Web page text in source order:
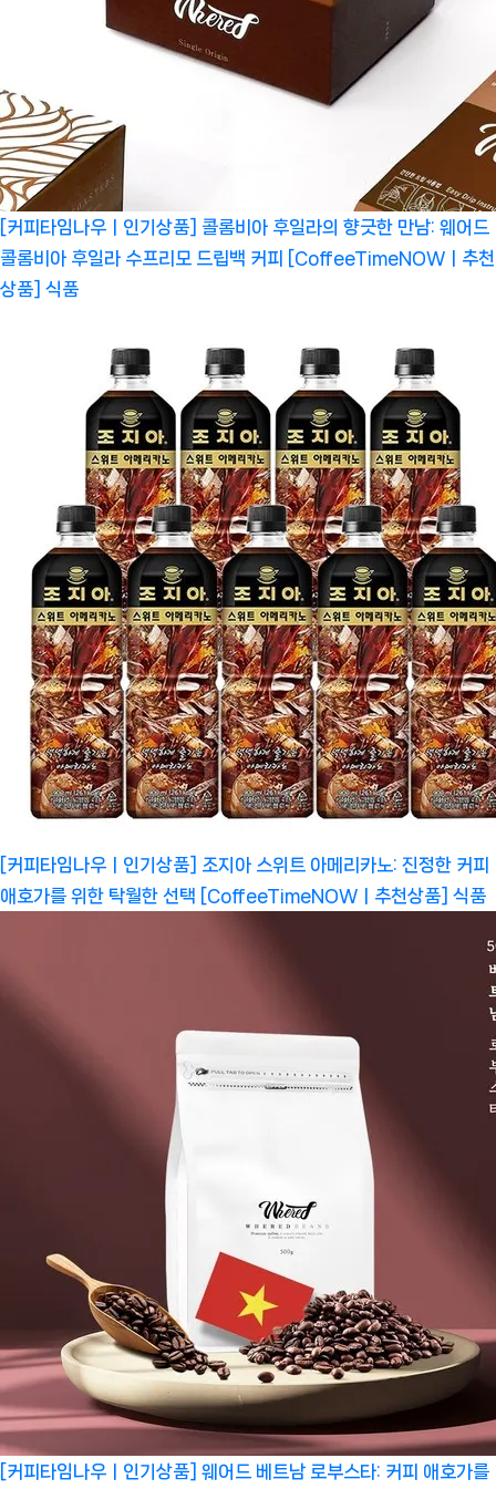
[커피타임나우ㅣ인기상품] 콜롬비아 후일라의 향긋한 만남: 웨어드
콜롬비아 후일라 수프리모 드립백 커피 [CoffeeTimeNOWㅣ추천
상품] 식품
[커피타임나우ㅣ인기상품] 조지아 스위트 아메리카노: 진정한 커피
애호가를 위한 탁월한 선택 [CoffeeTimeNOWㅣ추천상품] 식품
[커피타임나우ㅣ인기상품] 웨어드 베트남 로부스타: 커피 애호가를